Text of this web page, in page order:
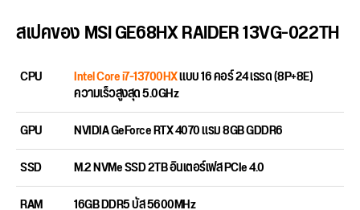
สเปคของ MSI GE68HX RAIDER 13VG-022TH
CPU Intel Core i7-13700HXแบบ 16 คอร์ 24 เธรด (8P+8E)
ความเร็วสูงสุด 5.0GHz
GPU
NVIDIA GeForce RTX 4070 แรม 8GB GDDR6
SSD
M.2 NVMe SSD 2TB อินเตอร์เฟส PCIe 4.0